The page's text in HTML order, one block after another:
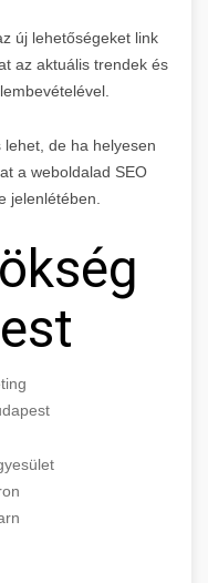
új lehetőségeket link
az aktuális trendek és
de ha helyesen
a weboldalad SEO
jelenlétében.